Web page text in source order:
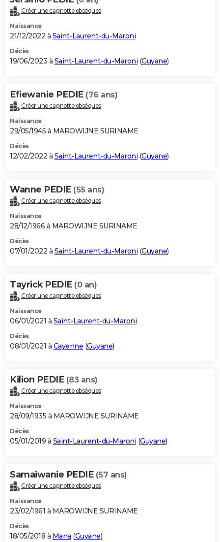
Créer une cagnotte obsèques
Naissance
21/12/2022 à Saint-Laurent-du-Maroni
Décès
19/06/2023 à Saint-Laurent-du-Maroni (Guyane)
Efiewanie PEDIE (76 ans)
Créer une cagnotte obsèques
Naissance
29/05/1945 à MAROWIJNE SURINAME
Décès
12/02/2022 à Saint-Laurent-du-Maroni (Guyane)
Wanne PEDIE (55 ans)
Créer une cagnotte obsèques
Naissance
28/12/1966 à MAROWIJNE SURINAME
Décès
07/01/2022 à Saint-Laurent-du-Maroni (Guyane)
Tayrick PEDIE (0 an)
Créer une cagnotte obsèques
Naissance
06/01/2021 à Saint-Laurent-du-Maroni
Décès
08/01/2021 à Cayenne (Guyane)
Kilion PEDIE (83 ans)
Créer une cagnotte obsèques
Naissance
28/09/1935 à MAROWIJNE SURINAME
Décès
05/01/2019 à Saint-Laurent-du-Maroni (Guyane)
Samaiwanie PEDIE (57 ans)
Créer une cagnotte obsèques
Naissance
23/02/1961 à MAROWIJNE SURINAME
Décès
18/05/2018 à Mana (Guyane)